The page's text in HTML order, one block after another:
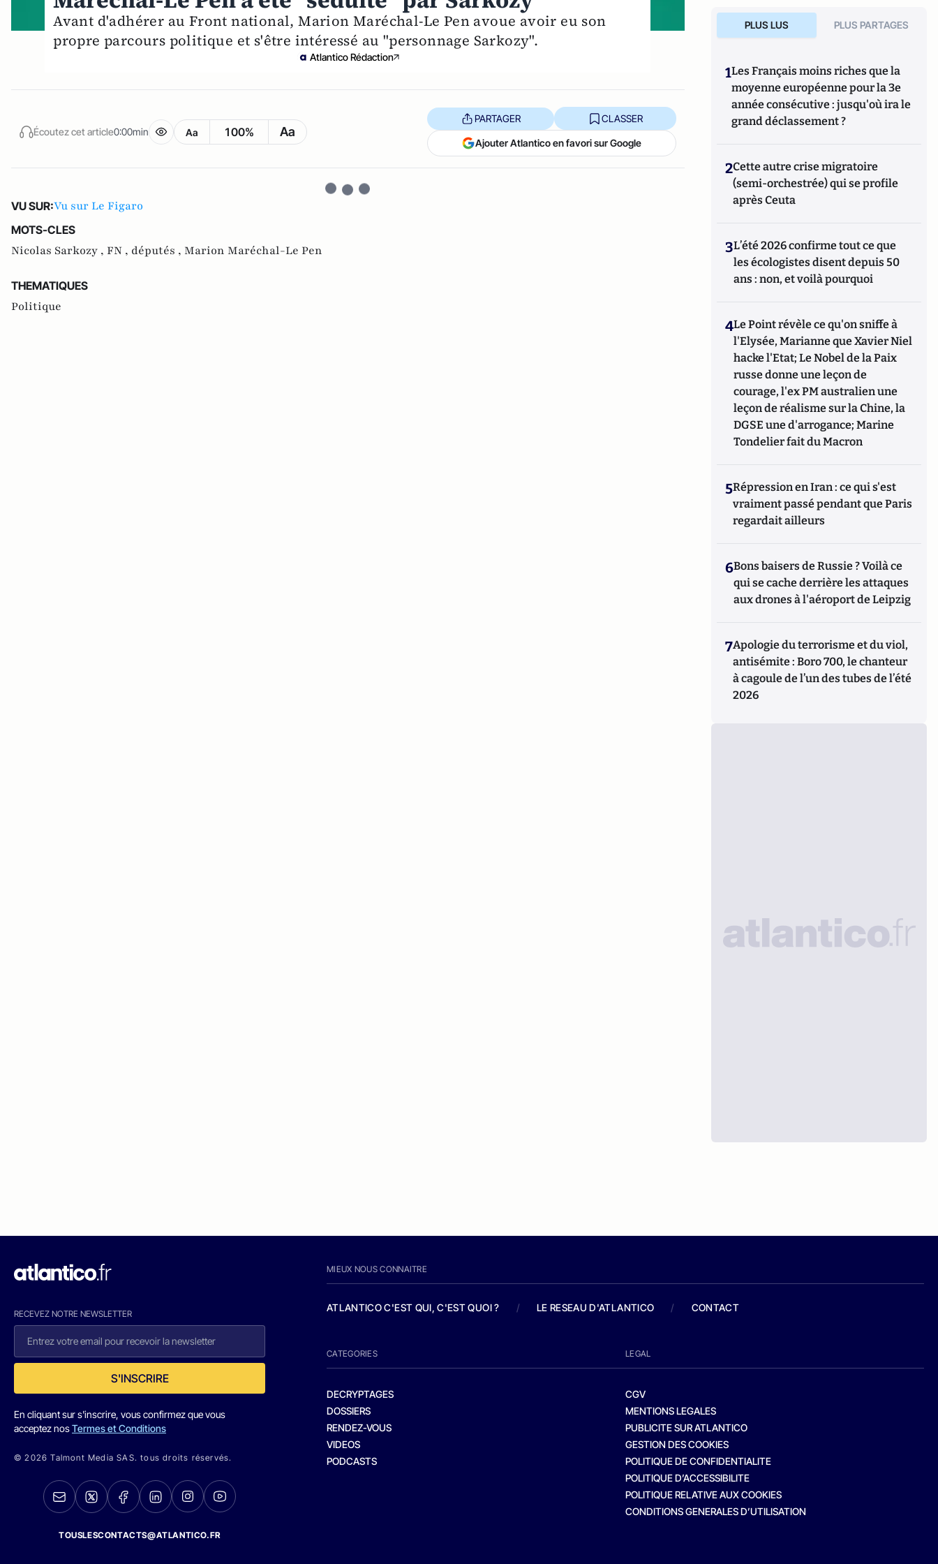
Avant d'adhérer au Front national, Marion Maréchal-Le Pen avoue avoir eu son
propre parcours politique et s'être intéressé au "personnage Sarkozy".
Atlantico Rédaction
Écoutez cet article0:00min Aa 100% Aa
PARTAGER CLASSER
Ajouter Atlantico en favori sur Google
VU SUR:Vu sur Le Figaro
MOTS-CLES
Nicolas Sarkozy , FN , députés , Marion Maréchal-Le Pen
THEMATIQUES
Politique
PLUS LUS PLUS PARTAGES
1Les Français moins riches que la
moyenne européenne pour la 3e
année consécutive : jusqu'où ira le
grand déclassement ?
2Cette autre crise migratoire
(semi-orchestrée) qui se profile
après Ceuta
3L’été 2026 confirme tout ce que
les écologistes disent depuis 50
ans : non, et voilà pourquoi
4Le Point révèle ce qu'on sniffe à
l'Elysée, Marianne que Xavier Niel
hacke l'Etat; Le Nobel de la Paix
russe donne une leçon de
courage, l'ex PM australien une
leçon de réalisme sur la Chine, la
DGSE une d'arrogance; Marine
Tondelier fait du Macron
5Répression en Iran : ce qui s'est
vraiment passé pendant que Paris
regardait ailleurs
6Bons baisers de Russie ? Voilà ce
qui se cache derrière les attaques
aux drones à l'aéroport de Leipzig
7Apologie du terrorisme et du viol,
antisémite : Boro 700, le chanteur
à cagoule de l’un des tubes de l’été
2026
RECEVEZ NOTRE NEWSLETTER
S'INSCRIRE
En cliquant sur s'inscrire, vous confirmez que vous
acceptez nosTermes et Conditions
© 2026 Talmont Media SAS. tous droits réservés.
TOUSLESCONTACTS@ATLANTICO.FR
MIEUX NOUS CONNAITRE
ATLANTICO C'EST QUI, C'EST QUOI ? / LE RESEAU D'ATLANTICO / CONTACT
CATEGORIES
DECRYPTAGES
DOSSIERS
RENDEZ-VOUS
VIDEOS
PODCASTS
LEGAL
CGV
MENTIONS LEGALES
PUBLICITE SUR ATLANTICO
GESTION DES COOKIES
POLITIQUE DE CONFIDENTIALITE
POLITIQUE D’ACCESSIBILITE
POLITIQUE RELATIVE AUX COOKIES
CONDITIONS GENERALES D’UTILISATION